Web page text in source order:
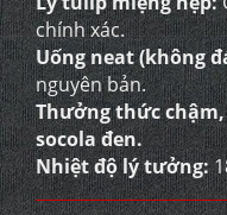
chính xác.
Uống neat (không
nguyên bản.
Thưởng thức
socola đen.
Nhiệt độ lý tưởng: